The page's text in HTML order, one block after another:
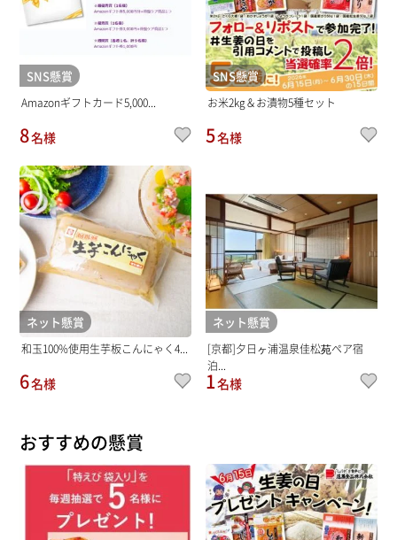
SNS懸賞
Amazonギフトカード5,000...
8名様
SNS懸賞
お米2kg＆お漬物5種セット
5名様
ネット懸賞
和玉100%使用生芋板こんにゃく4...
6名様
ネット懸賞
[京都]夕日ヶ浦温泉佳松苑ペア宿
泊...
1名様
おすすめの懸賞